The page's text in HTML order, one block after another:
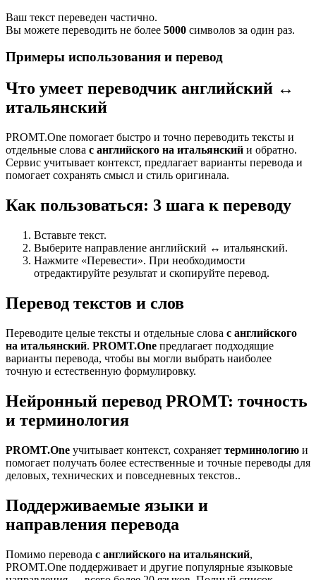
Ваш текст переведен частично.
Вы можете переводить не более 5000 символов за один раз.
Примеры использования и перевод
Что умеет переводчик английский ↔
итальянский
PROMT.One помогает быстро и точно переводить тексты и
отдельные слова с английского на итальянский и обратно.
Сервис учитывает контекст, предлагает варианты перевода и
помогает сохранять смысл и стиль оригинала.
Как пользоваться: 3 шага к переводу
Вставьте текст.
Выберите направление английский ↔ итальянский.
Нажмите «Перевести». При необходимости
отредактируйте результат и скопируйте перевод.
Перевод текстов и слов
Переводите целые тексты и отдельные слова с английского
на итальянский. PROMT.One предлагает подходящие
варианты перевода, чтобы вы могли выбрать наиболее
точную и естественную формулировку.
Нейронный перевод PROMT: точность
и терминология
PROMT.One учитывает контекст, сохраняет терминологию и
помогает получать более естественные и точные переводы для
деловых, технических и повседневных текстов..
Поддерживаемые языки и
направления перевода
Помимо перевода с английского на итальянский,
PROMT.One поддерживает и другие популярные языковые